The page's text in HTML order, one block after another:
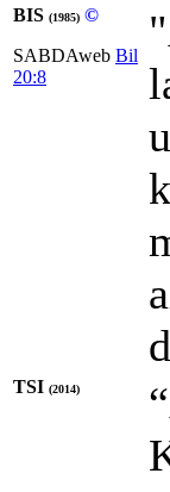
BIS (1985) ©
SABDAweb Bil
20:8
TSI (2014)